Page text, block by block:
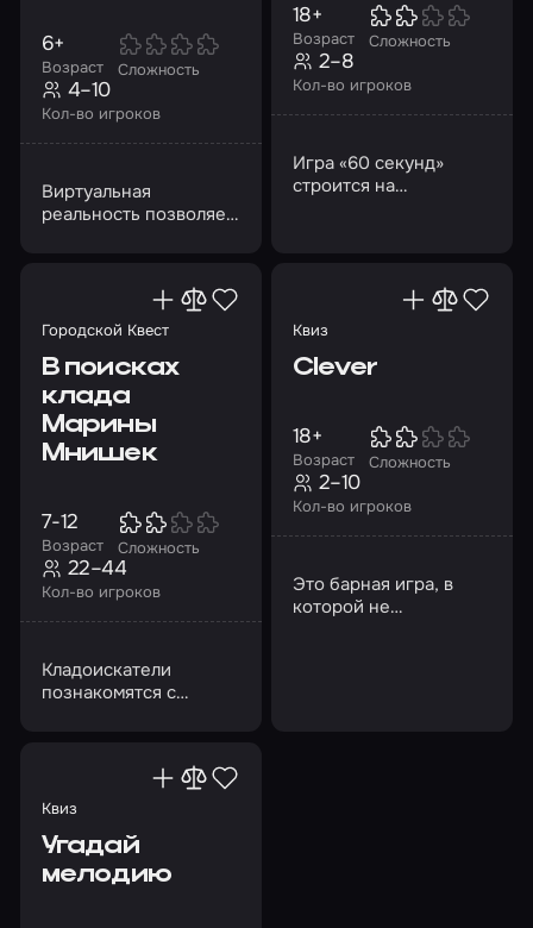
Возраст
6+
Сложность
Кол-во игроков
4–10
Виртуальная
реальность позволяет
Возраст
18+
Сложность
Кол-во игроков
2–8
Игра «60 секунд»
строится на
Городской Квест
В поисках
клада
Марины
Мнишек
Возраст
7-12
Сложность
Кол-во игроков
22–44
Кладоискатели
познакомятся с
Квиз
Clever
Возраст
18+
Сложность
Кол-во игроков
2–10
Это барная игра, в
которой не
Квиз
Угадай
мелодию